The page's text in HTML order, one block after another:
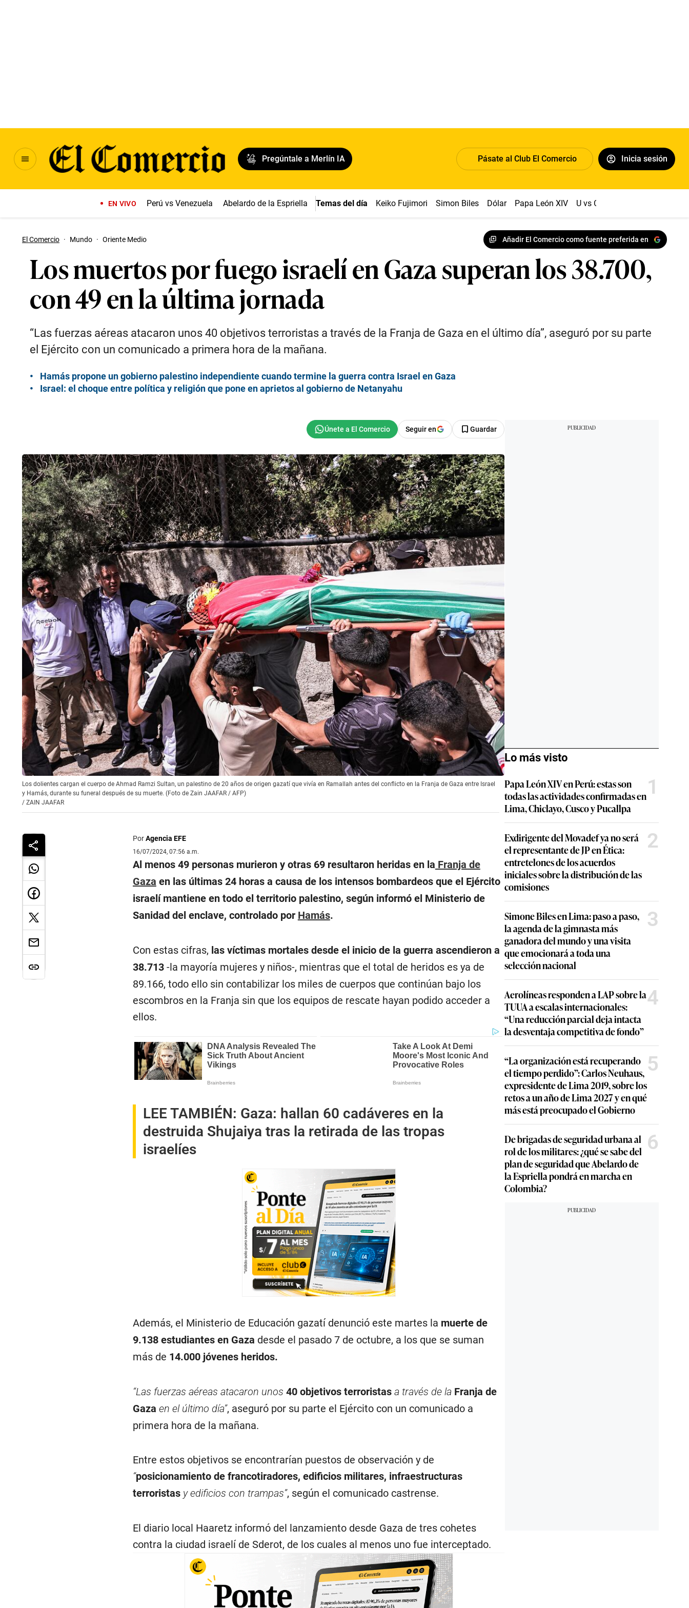
Pregúntale a Merlín IA Pásate al Club El Comercio Inicia sesión
EN VIVO Perú vs Venezuela Abelardo de la Espriella Temas del día Keiko Fujimori Simon Biles Dólar Papa León XIV U vs Cristal
El Comercio · Mundo · Oriente Medio Añadir El Comercio como fuente preferida en
Los muertos por fuego israelí en Gaza superan los 38.700,
con 49 en la última jornada
“Las fuerzas aéreas atacaron unos 40 objetivos terroristas a través de la Franja de Gaza en el último día”, aseguró por su parte
el Ejército con un comunicado a primera hora de la mañana.
Hamás propone un gobierno palestino independiente cuando termine la guerra contra Israel en Gaza
Israel: el choque entre política y religión que pone en aprietos al gobierno de Netanyahu
Seguir en Guardar
Los dolientes cargan el cuerpo de Ahmad Ramzi Sultan, un palestino de 20 años de origen gazatí que vivía en Ramallah antes del conflicto en la Franja de Gaza entre Israel
y Hamás, durante su funeral después de su muerte. (Foto de Zain JAAFAR / AFP)
/ ZAIN JAAFAR
PorAgencia EFE
16/07/2024, 07:56 a.m.
Al menos 49 personas murieron y otras 69 resultaron heridas en la Franja de
Gaza en las últimas 24 horas a causa de los intensos bombardeos que el Ejército
israelí mantiene en todo el territorio palestino, según informó el Ministerio de
Sanidad del enclave, controlado por Hamás.
Con estas cifras, las víctimas mortales desde el inicio de la guerra ascendieron a
38.713 -la mayoría mujeres y niños-, mientras que el total de heridos es ya de
89.166, todo ello sin contabilizar los miles de cuerpos que continúan bajo los
escombros en la Franja sin que los equipos de rescate hayan podido acceder a
ellos.
LEE TAMBIÉN: Gaza: hallan 60 cadáveres en la
destruida Shujaiya tras la retirada de las tropas
israelíes
Además, el Ministerio de Educación gazatí denunció este martes la muerte de
9.138 estudiantes en Gaza desde el pasado 7 de octubre, a los que se suman
más de 14.000 jóvenes heridos.
“Las fuerzas aéreas atacaron unos 40 objetivos terroristas a través de la Franja de
Gaza en el último día”, aseguró por su parte el Ejército con un comunicado a
primera hora de la mañana.
Entre estos objetivos se encontrarían puestos de observación y de
“posicionamiento de francotiradores, edificios militares, infraestructuras
terroristasy edificios con trampas”, según el comunicado castrense.
El diario local Haaretz informó del lanzamiento desde Gaza de tres cohetes
contra la ciudad israelí de Sderot, de los cuales al menos uno fue interceptado.
Lo más visto
Papa León XIV en Perú: estas son
todas las actividades confirmadas en
Lima, Chiclayo, Cusco y Pucallpa
1
Exdirigente del Movadef ya no será
el representante de JP en Ética:
entretelones de los acuerdos
iniciales sobre la distribución de las
comisiones
2
Simone Biles en Lima: paso a paso,
la agenda de la gimnasta más
ganadora del mundo y una visita
que emocionará a toda una
selección nacional
3
Aerolíneas responden a LAP sobre la
TUUA a escalas internacionales:
“Una reducción parcial deja intacta
la desventaja competitiva de fondo”
4
“La organización está recuperando
el tiempo perdido”: Carlos Neuhaus,
expresidente de Lima 2019, sobre los
retos a un año de Lima 2027 y en qué
más está preocupado el Gobierno
5
De brigadas de seguridad urbana al
rol de los militares: ¿qué se sabe del
plan de seguridad que Abelardo de
la Espriella pondrá en marcha en
Colombia?
6